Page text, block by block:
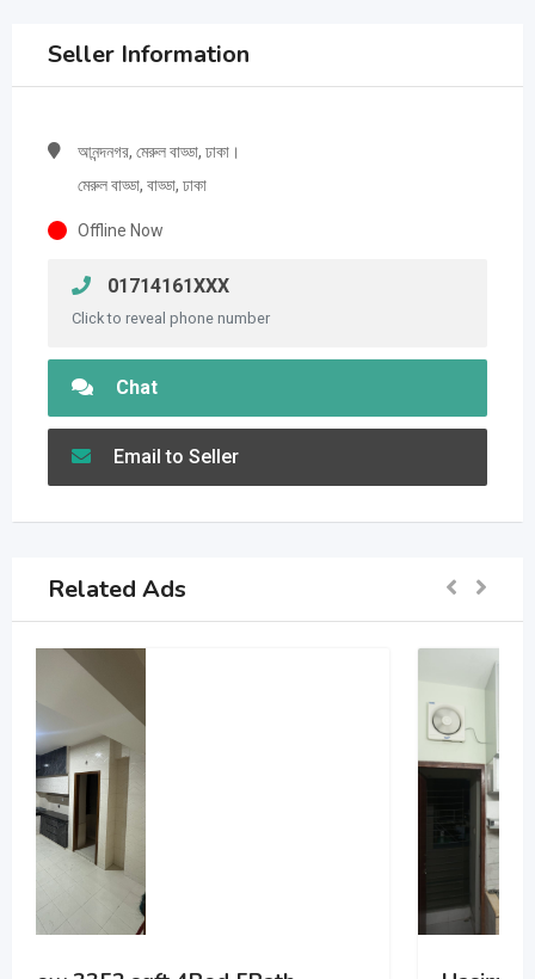
Seller Information
আনন্দনগর, মেরুল বাড্ডা, ঢাকা।
মেরুল বাড্ডা, বাড্ডা, ঢাকা
Offline Now
01714161XXX
Click to reveal phone number
Chat
Email to Seller
Related Ads